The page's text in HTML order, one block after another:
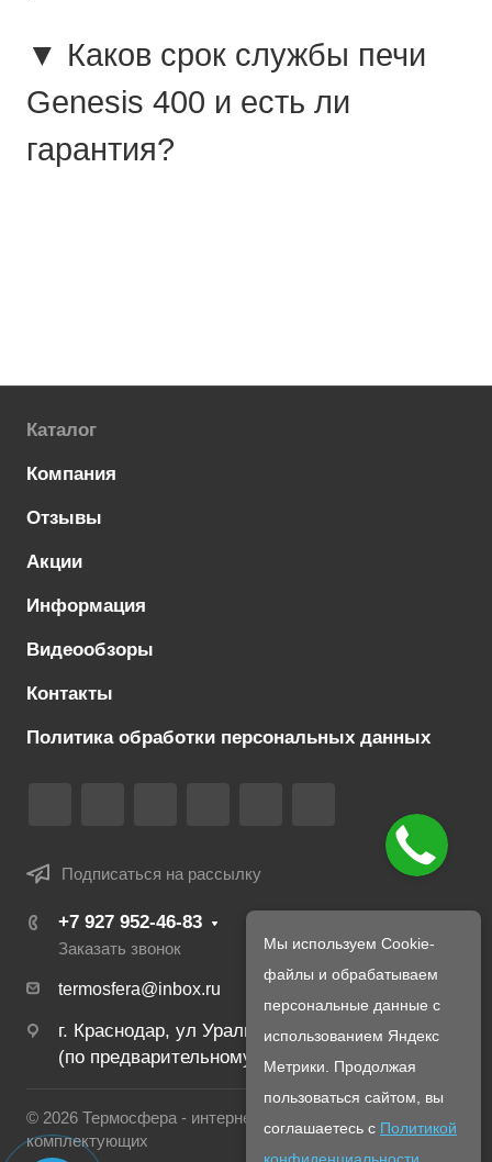
▼ Каков срок службы печи
Genesis 400 и есть ли
гарантия?
Каталог
Компания
Отзывы
Акции
Информация
Видеообзоры
Контакты
Политика обработки персональных данных
Подписаться на рассылку
+7 927 952-46-83
Заказать звонок
termosfera@inbox.ru
г. Краснодар, ул Уральская, 134Б
(по предварительному созвону с менеджером)
© 2026 Термосфера - интернет магазин печей и
комплектующих
Мы используем Cookie-
файлы и обрабатываем
персональные данные с
использованием Яндекс
Метрики. Продолжая
пользоваться сайтом, вы
соглашаетесь с Политикой